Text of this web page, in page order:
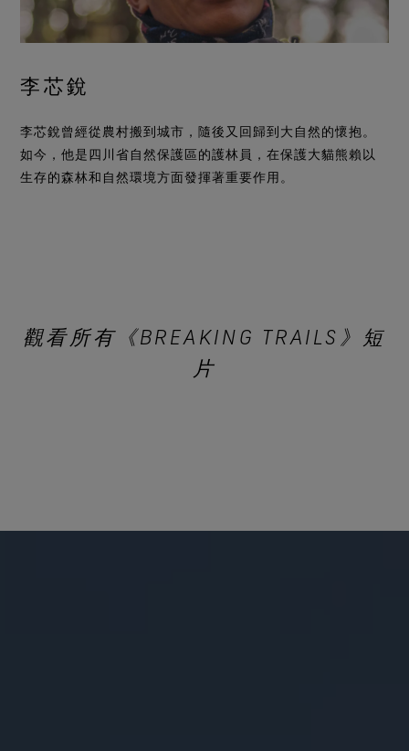
李芯銳
李芯銳曾經從農村搬到城市，隨後又回歸到大自然的懷抱。
如今，他是四川省自然保護區的護林員，在保護大貓熊賴以
生存的森林和自然環境方面發揮著重要作用。
觀看所有《BREAKING TRAILS》短
片